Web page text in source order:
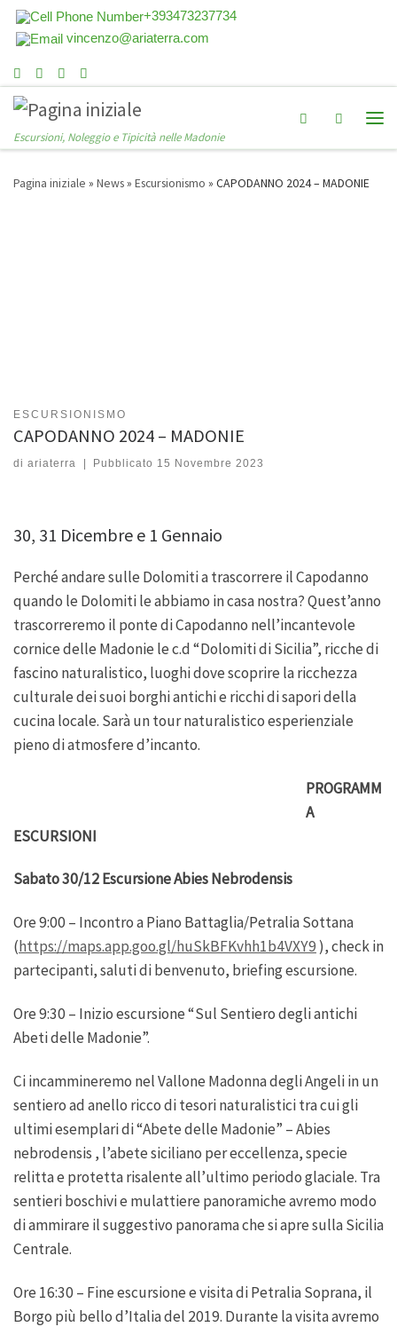
+393473237734
vincenzo@ariaterra.com
Escursioni, Noleggio e Tipicità nelle Madonie
Search
Pagina iniziale » News» Escursionismo » CAPODANNO 2024 – MADONIE
ESCURSIONISMO
CAPODANNO 2024 – MADONIE
di ariaterra | Pubblicato 15 Novembre 2023
30, 31 Dicembre e 1 Gennaio
Perché andare sulle Dolomiti a trascorrere il Capodanno
quando le Dolomiti le abbiamo in casa nostra? Quest’anno
trascorreremo il ponte di Capodanno nell’incantevole
cornice delle Madonie le c.d “Dolomiti di Sicilia”, ricche di
fascino naturalistico, luoghi dove scoprire la ricchezza
culturale dei suoi borghi antichi e ricchi di sapori della
cucina locale. Sarà un tour naturalistico esperienziale
pieno di atmosfere d’incanto.
PROGRAMM
A
ESCURSIONI
Sabato 30/12 Escursione Abies Nebrodensis
Ore 9:00 – Incontro a Piano Battaglia/Petralia Sottana
(https://maps.app.goo.gl/huSkBFKvhh1b4VXY9), check in
partecipanti, saluti di benvenuto, briefing escursione.
Ore 9:30 – Inizio escursione “Sul Sentiero degli antichi
Abeti delle Madonie”.
Ci incammineremo nel Vallone Madonna degli Angeli in un
sentiero ad anello ricco di tesori naturalistici tra cui gli
ultimi esemplari di “Abete delle Madonie” – Abies
nebrodensis , l’abete siciliano per eccellenza, specie
relitta e protetta risalente all’ultimo periodo glaciale. Tra
sentieri boschivi e mulattiere panoramiche avremo modo
di ammirare il suggestivo panorama che si apre sulla Sicilia
Centrale.
Ore 16:30 – Fine escursione e visita di Petralia Soprana, il
Borgo più bello d’Italia del 2019. Durante la visita avremo